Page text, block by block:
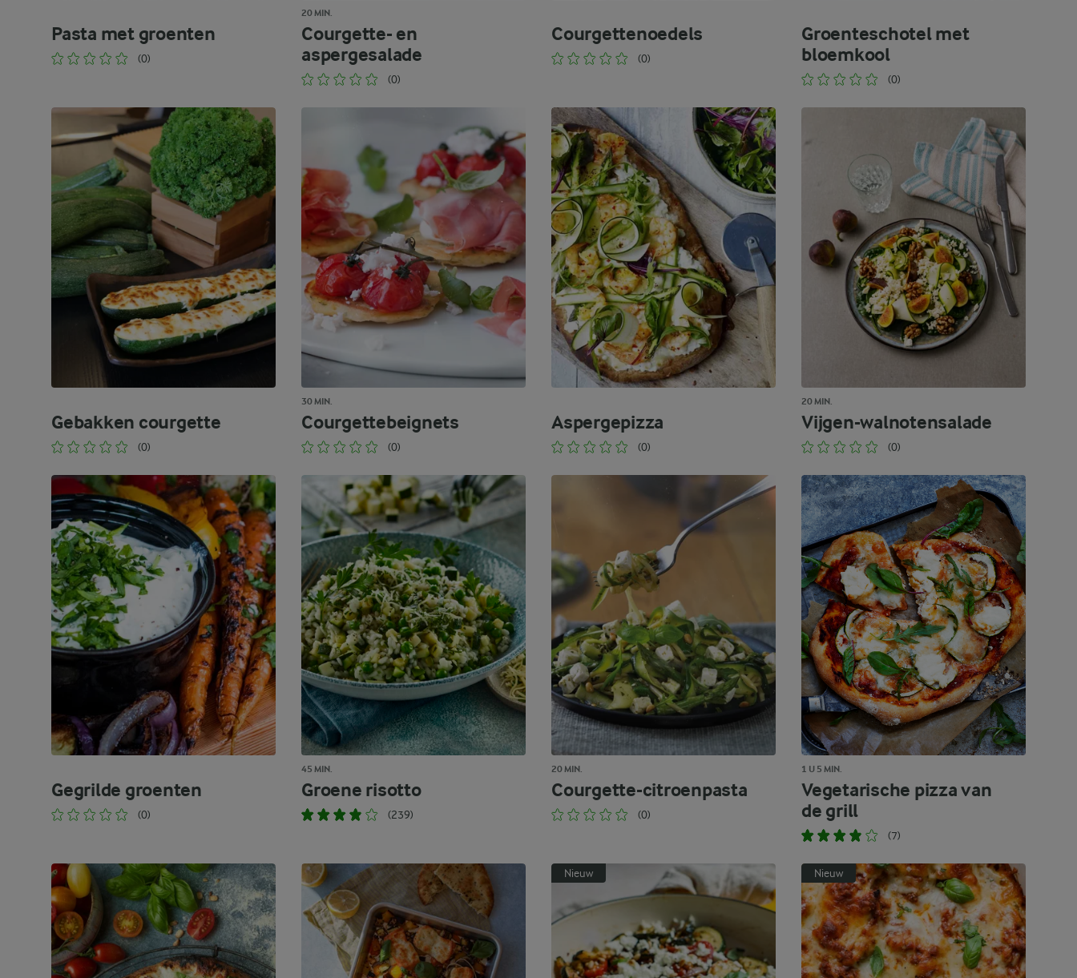
Pasta met groenten
(0)
20 MIN.
Courgette- en
aspergesalade
(0)
Courgettenoedels
(0)
Groenteschotel met
bloemkool
(0)
Gebakken courgette
(0)
30 MIN.
Courgettebeignets
(0)
Aspergepizza
(0)
20 MIN.
Vijgen-walnotensalade
(0)
Gegrilde groenten
(0)
45 MIN.
Groene risotto
(239)
20 MIN.
Courgette-citroenpasta
(0)
1 U 5 MIN.
Vegetarische pizza van
de grill
(7)
Nieuw Nieuw